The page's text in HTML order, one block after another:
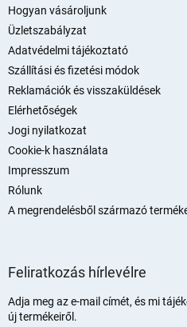
Hogyan vásároljunk
Üzletszabályzat
Adatvédelmi tájékoztató
Szállítási és fizetési módok
Reklamációk és visszaküldések
Elérhetőségek
Jogi nyilatkozat
Cookie-k használata
Impresszum
Rólunk
A megrendelésből származó
Feliratkozás hírlevélre
Adja meg az e-mail címét, és mi
új termékeiről.